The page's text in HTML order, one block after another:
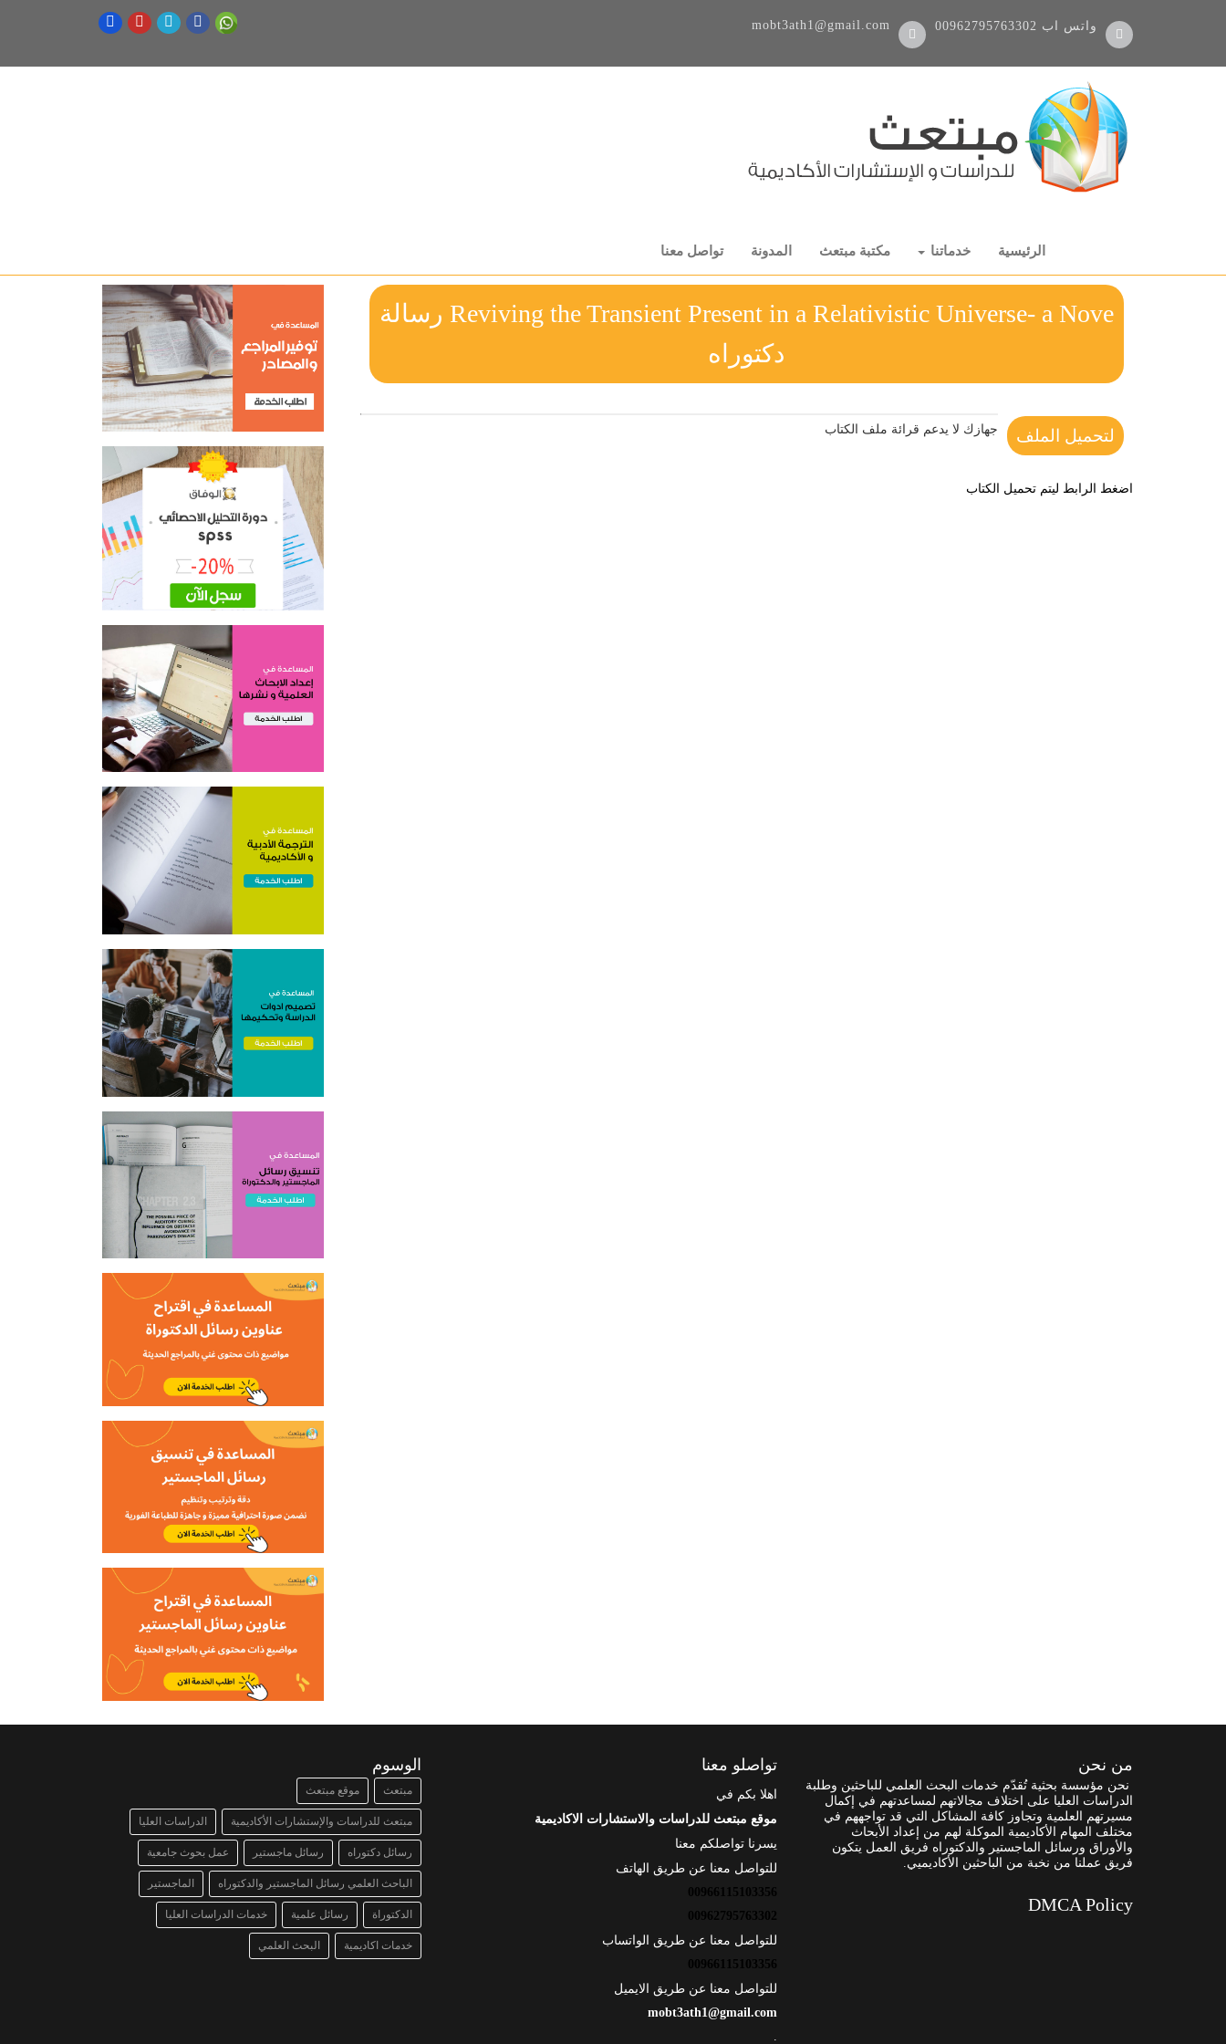
00962795763302 واتس اب mobt3ath1@gmail.com
الرئيسية خدماتنا مكتبة مبتعث المدونة تواصل معنا
Reviving the Transient Present in a Relativistic Universe- a Nove رسالة
دكتوراه
لتحميل الملف جهازك لا يدعم قرائة ملف الكتاب
اضغط الرابط ليتم تحميل الكتاب
من نحن
نحن مؤسسة بحثية تُقدّم خدمات البحث العلمي للباحثين وطلبة
الدراسات العليا على اختلاف مجالاتهم لمساعدتهم في إكمال
مسيرتهم العلمية وتجاوز كافة المشاكل التي قد تواجههم في
مختلف المهام الأكاديمية الموكلة لهم من إعداد الأبحاث
والأوراق ورسائل الماجستير والدكتوراه فريق العمل يتكون
فريق عملنا من نخبة من الباحثين الأكاديميي.
DMCA Policy
تواصلو معنا
اهلا بكم في
موقع مبتعث للدراسات والاستشارات الاكاديمية
يسرنا تواصلكم معنا
للتواصل معنا عن طريق الهاتف
00966115103356
00962795763302
للتواصل معنا عن طريق الواتساب
00966115103356
للتواصل معنا عن طريق الايميل
mobt3ath1@gmail.com
الوسوم
مبتعث موقع مبتعث
مبتعث للدراسات والإستشارات الأكاديمية الدراسات العليا
رسائل دكتوراه رسائل ماجستير عمل بحوث جامعية
الباحث العلمي رسائل الماجستير والدكتوراه الماجستير
الدكتوراة رسائل علمية خدمات الدراسات العليا
خدمات اكاديمية البحث العلمي